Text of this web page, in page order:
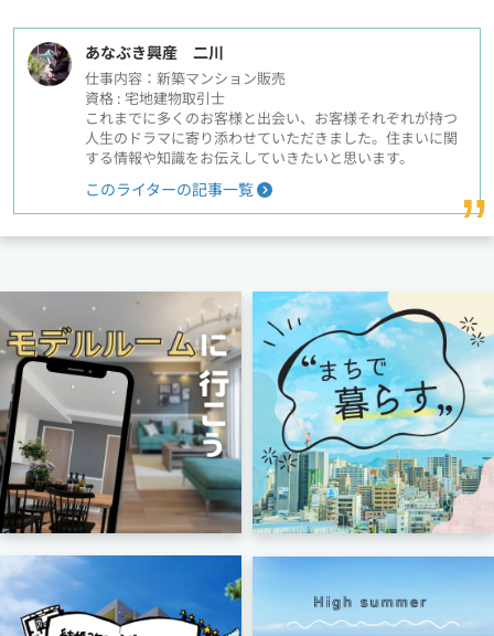
あなぶき興産 二川
仕事内容：新築マンション販売
資格 : 宅地建物取引士
これまでに多くのお客様と出会い、お客様それぞれが持つ
人生のドラマに寄り添わせていただきました。住まいに関
する情報や知識をお伝えしていきたいと思います。
このライターの記事一覧